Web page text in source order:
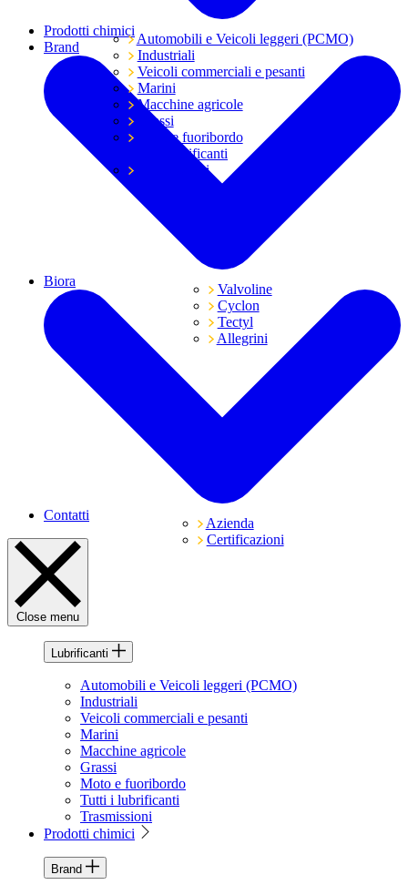
Automobili e Veicoli leggeri (PCMO)
Industriali
Veicoli commerciali e pesanti
Marini
Macchine agricole
Grassi
Moto e fuoribordo
Tutti i lubrificanti
Trasmissioni
Prodotti chimici
Brand
Valvoline
Cyclon
Tectyl
Allegrini
Biora
Azienda
Certificazioni
Contatti
Close menu
Lubrificanti
Automobili e Veicoli leggeri (PCMO)
Industriali
Veicoli commerciali e pesanti
Marini
Macchine agricole
Grassi
Moto e fuoribordo
Tutti i lubrificanti
Trasmissioni
Prodotti chimici
Brand